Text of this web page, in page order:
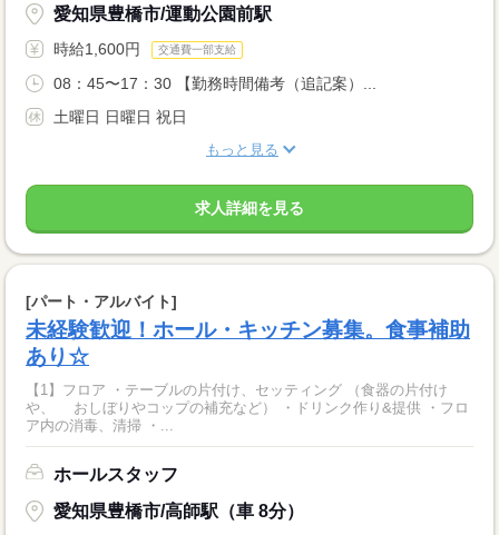
愛知県豊橋市/運動公園前駅
時給1,600円 交通費一部支給
08：45〜17：30 【勤務時間備考（追記案）...
土曜日 日曜日 祝日
もっと見る
求人詳細を見る
[パート・アルバイト]
未経験歓迎！ホール・キッチン募集。食事補助
あり☆
【1】フロア ・テーブルの片付け、セッティング （食器の片付け
や、 おしぼりやコップの補充など） ・ドリンク作り&提供 ・フロ
ア内の消毒、清掃 ・...
ホールスタッフ
愛知県豊橋市/高師駅（車 8分）